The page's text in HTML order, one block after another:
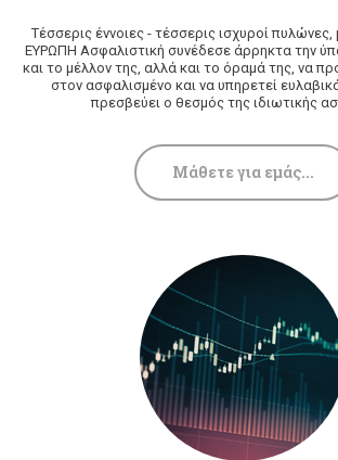
Τέσσερις έννοιες - τέσσερις ισχυροί
ΕΥΡΩΠΗ Ασφαλιστική συνέδεσε άρρηκτα την
και το μέλλον της, αλλά και το όραμά της, να
στον ασφαλισμένο και να υπηρετεί
πρεσβεύει ο θεσμός της ιδιωτικής
Μάθετε για εμάς...